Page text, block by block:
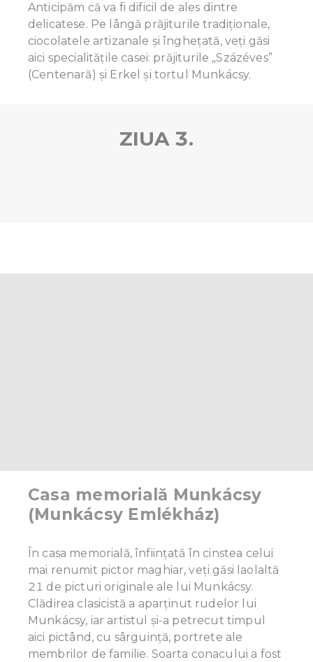
Anticipăm că va fi dificil de ales dintre
delicatese. Pe lângă prăjiturile tradiționale,
ciocolatele artizanale și înghețată, veți găsi
aici specialitățile casei: prăjiturile „Százéves”
(Centenară) și Erkel și tortul Munkácsy.
ZIUA 3.
Casa memorială Munkácsy
(Munkácsy Emlékház)
În casa memorială, înființată în cinstea celui
mai renumit pictor maghiar, veți găsi laolaltă
21 de picturi originale ale lui Munkácsy.
Clădirea clasicistă a aparținut rudelor lui
Munkácsy, iar artistul și-a petrecut timpul
aici pictând, cu sârguință, portrete ale
membrilor de familie. Soarta conacului a fost